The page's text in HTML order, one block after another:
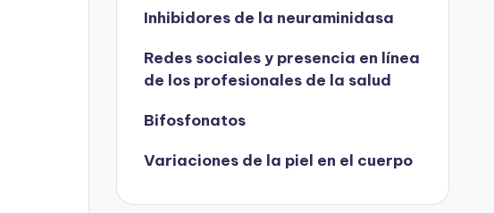
Inhibidores de la neuraminidasa
Redes sociales y presencia en línea
de los profesionales de la salud
Bifosfonatos
Variaciones de la piel en el cuerpo